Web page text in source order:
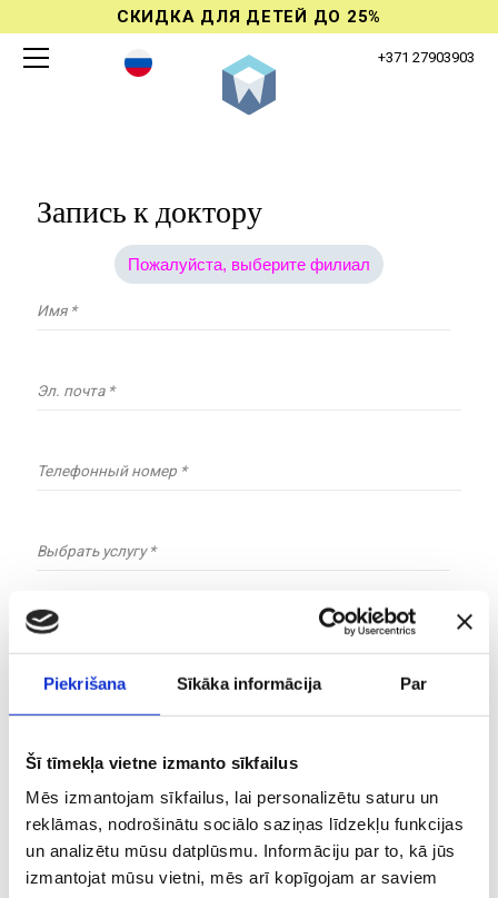
Piekrišana Sīkāka informācija Par
Šī tīmekļa vietne izmanto sīkfailus
Mēs izmantojam sīkfailus, lai personalizētu saturu un
reklāmas, nodrošinātu sociālo saziņas līdzekļu funkcijas
un analizētu mūsu datplūsmu. Informāciju par to, kā jūs
izmantojat mūsu vietni, mēs arī kopīgojam ar saviem
СКИДКА ДЛЯ ДЕТЕЙ ДО 25%
+371 27903903
Запись к доктору
Пожалуйста, выберите филиал
Имя *
Эл. почта *
Телефонный номер *
Выбрать услугу *
Ваше сообщение
Aktivizēt atlaižu kodu
Соглашаюсь на обработку персональных данных